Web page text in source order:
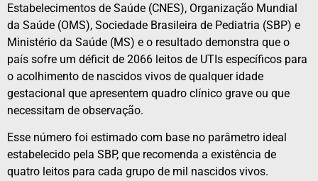
Estabelecimentos de Saúde (CNES), Organização Mundial
da Saúde (OMS), Sociedade Brasileira de Pediatria (SBP) e
Ministério da Saúde (MS) e o resultado demonstra que o
país sofre um déficit de 2066 leitos de UTIs específicos para
o acolhimento de nascidos vivos de qualquer idade
gestacional que apresentem quadro clínico grave ou que
necessitam de observação.
Esse número foi estimado com base no parâmetro ideal
estabelecido pela SBP, que recomenda a existência de
quatro leitos para cada grupo de mil nascidos vivos.